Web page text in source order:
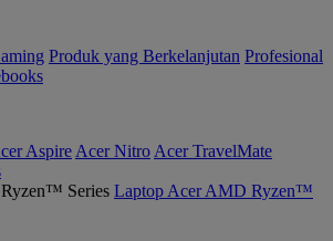
Produk yang Berkelanjutan Profesional
Aspire Acer Nitro Acer TravelMate
Laptop Acer AMD Ryzen™